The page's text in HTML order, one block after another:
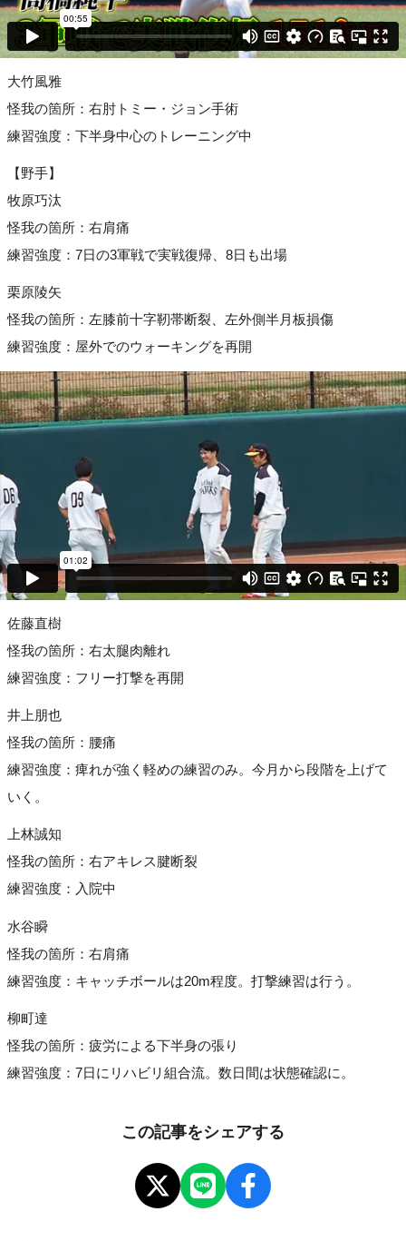
大竹風雅
怪我の箇所：右肘トミー・ジョン手術
練習強度：下半身中心のトレーニング中
【野手】
牧原巧汰
怪我の箇所：右肩痛
練習強度：7日の3軍戦で実戦復帰、8日も出場
栗原陵矢
怪我の箇所：左膝前十字靭帯断裂、左外側半月板損傷
練習強度：屋外でのウォーキングを再開
佐藤直樹
怪我の箇所：右太腿肉離れ
練習強度：フリー打撃を再開
井上朋也
怪我の箇所：腰痛
練習強度：痺れが強く軽めの練習のみ。今月から段階を上げて
いく。
上林誠知
怪我の箇所：右アキレス腱断裂
練習強度：入院中
水谷瞬
怪我の箇所：右肩痛
練習強度：キャッチボールは20m程度。打撃練習は行う。
柳町達
怪我の箇所：疲労による下半身の張り
練習強度：7日にリハビリ組合流。数日間は状態確認に。
この記事をシェアする